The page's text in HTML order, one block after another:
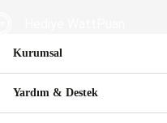
Güvenli Alışveriş
Kurumsal
Yardım & Destek